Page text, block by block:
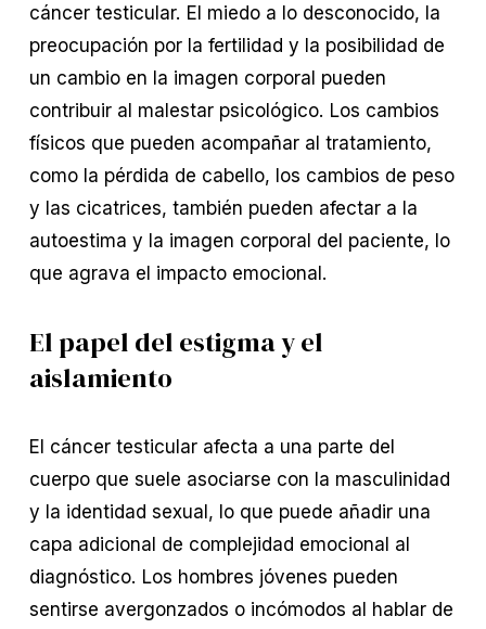
cáncer testicular. El miedo a lo desconocido, la
preocupación por la fertilidad y la posibilidad de
un cambio en la imagen corporal pueden
contribuir al malestar psicológico. Los cambios
físicos que pueden acompañar al tratamiento,
como la pérdida de cabello, los cambios de peso
y las cicatrices, también pueden afectar a la
autoestima y la imagen corporal del paciente, lo
que agrava el impacto emocional.
El papel del estigma y el
aislamiento
El cáncer testicular afecta a una parte del
cuerpo que suele asociarse con la masculinidad
y la identidad sexual, lo que puede añadir una
capa adicional de complejidad emocional al
diagnóstico. Los hombres jóvenes pueden
sentirse avergonzados o incómodos al hablar de